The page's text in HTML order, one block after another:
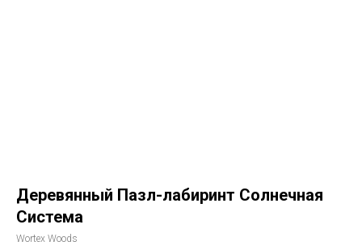
Деревянный Пазл-лабиринт Солнечная
Система
Wortex Woods